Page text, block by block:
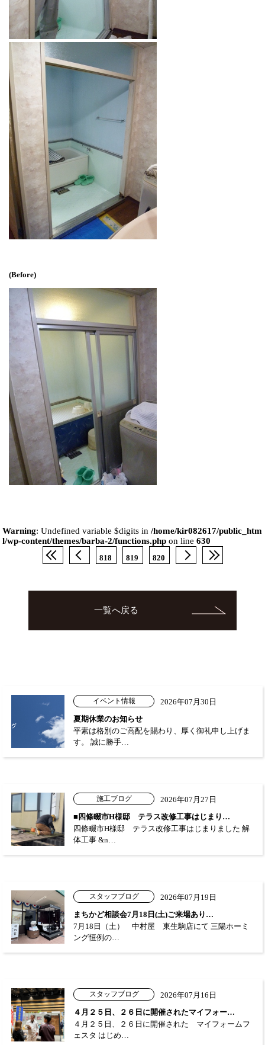
(Before)
Warning: Undefined variable $digits in/home/kir082617/public_htm
l/wp-content/themes/barba-2/functions.php on line630
818 819 820
一覧へ戻る
イベント情報
2026年07月30日
夏期休業のお知らせ
平素は格別のご高配を賜わり、厚く御礼申し上げま
す。 誠に勝手…
施工ブログ
2026年07月27日
■四條畷市H様邸 テラス改修工事はじまり…
四條畷市H様邸 テラス改修工事はじまりました 解
体工事 &n…
スタッフブログ
2026年07月19日
まちかど相談会7月18日(土)ご来場あり…
7月18日（土） 中村屋 東生駒店にて 三陽ホーミ
ング恒例の…
スタッフブログ
2026年07月16日
４月２５日、２６日に開催されたマイフォー…
４月２５日、２６日に開催された マイフォームフ
ェスタ はじめ…